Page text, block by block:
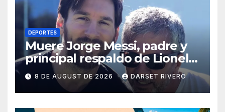
DEPORTES
Muere Jorge Messi, padre y
principal respaldo de Lionel
Messi, a los 68 años
8 DE AUGUST DE 2026 DARSET RIVERO